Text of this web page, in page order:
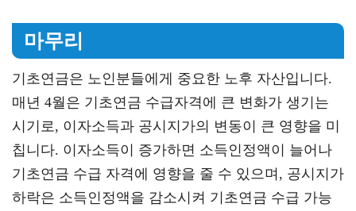
마무리
기초연금은 노인분들에게 중요한 노후 자산입니다.
매년 4월은 기초연금 수급자격에 큰 변화가 생기는
시기로, 이자소득과 공시지가의 변동이 큰 영향을 미
칩니다. 이자소득이 증가하면 소득인정액이 늘어나
기초연금 수급 자격에 영향을 줄 수 있으며, 공시지가
하락은 소득인정액을 감소시켜 기초연금 수급 가능